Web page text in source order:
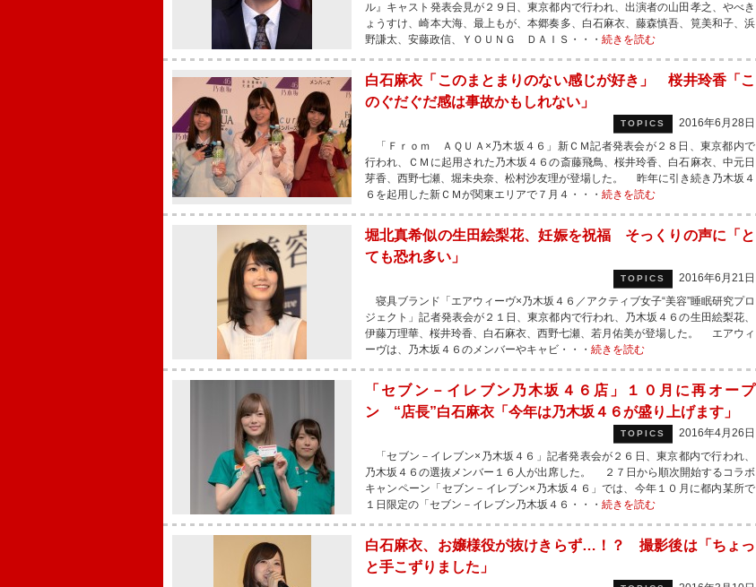
ル』キャスト発表会見が２９日、東京都内で行われ、出演者の山田孝之、やべき
ょうすけ、崎本大海、最上もが、本郷奏多、白石麻衣、藤森慎吾、筧美和子、浜
野謙太、安藤政信、ＹＯＵＮＧ ＤＡＩＳ・・・ 続きを読む
白石麻衣「このまとまりのない感じが好き」 桜井玲香「こ
のぐだぐだ感は事故かもしれない」
TOPICS
2016年6月28日
「Ｆｒｏｍ ＡＱＵＡ×乃木坂４６」新ＣＭ記者発表会が２８日、東京都内で
行われ、ＣＭに起用された乃木坂４６の斎藤飛鳥、桜井玲香、白石麻衣、中元日
芽香、西野七瀬、堀未央奈、松村沙友理が登場した。 昨年に引き続き乃木坂４
６を起用した新ＣＭが関東エリアで７月４・・・ 続きを読む
堀北真希似の生田絵梨花、妊娠を祝福 そっくりの声に「と
ても恐れ多い」
TOPICS
2016年6月21日
寝具ブランド「エアウィーヴ×乃木坂４６／アクティブ女子“美容”睡眠研究プロ
ジェクト」記者発表会が２１日、東京都内で行われ、乃木坂４６の生田絵梨花、
伊藤万理華、桜井玲香、白石麻衣、西野七瀬、若月佑美が登場した。 エアウィ
ーヴは、乃木坂４６のメンバーやキャビ・・・ 続きを読む
「セブン－イレブン乃木坂４６店」１０月に再オープ
ン “店長”白石麻衣「今年は乃木坂４６が盛り上げます」
TOPICS
2016年4月26日
「セブン－イレブン×乃木坂４６」記者発表会が２６日、東京都内で行われ、
乃木坂４６の選抜メンバー１６人が出席した。 ２７日から順次開始するコラボ
キャンペーン「セブン－イレブン×乃木坂４６」では、今年１０月に都内某所で
１日限定の「セブン－イレブン乃木坂４６・・・ 続きを読む
白石麻衣、お嬢様役が抜けきらず…！？ 撮影後は「ちょっ
と手こずりました」